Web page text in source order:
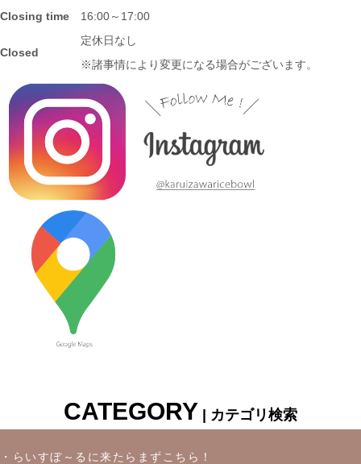
プ ピンクウェーブ釉
≪おすすめ≫暑さに負けない
窯 がっつり小丼
2023/7/13
≪新着商品≫ しのぎのアイテム入荷しました♪オーバルサラダト
レー
2023/7/6
≪新着商品≫ 波佐見焼♪かわいい小鉢入荷しました✿
2023/6/22
2023/6/16
≪おすすめ≫冷たいドリンクいかがです？松助窯ロックグラス
Closing time 16:00～17:00
Closed
定休日なし
※諸事情により変更になる場合がございます。
CATEGORY | カテゴリ検索
・らいすぼ～るに来たらまずこちら！